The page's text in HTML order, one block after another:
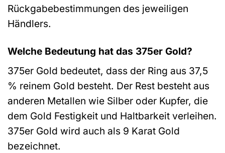
Rückgabebestimmungen des jeweiligen
Händlers.
Welche Bedeutung hat das 375er Gold?
375er Gold bedeutet, dass der Ring aus 37,5
% reinem Gold besteht. Der Rest besteht aus
anderen Metallen wie Silber oder Kupfer, die
dem Gold Festigkeit und Haltbarkeit verleihen.
375er Gold wird auch als 9 Karat Gold
bezeichnet.